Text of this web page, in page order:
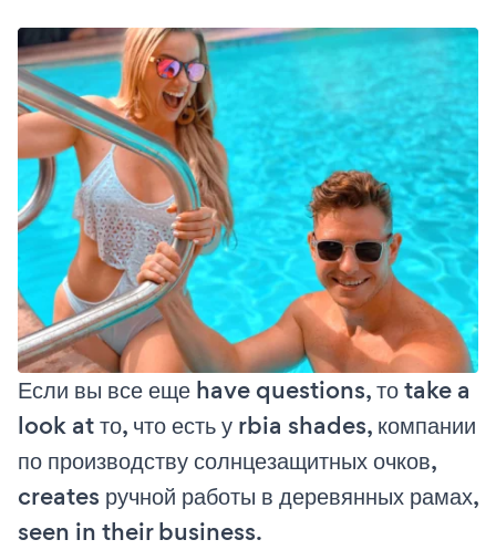
Если вы все еще have questions, то take a
look at то, что есть у rbia shades, компании
по производству солнцезащитных очков,
creates ручной работы в деревянных рамах,
seen in their business.